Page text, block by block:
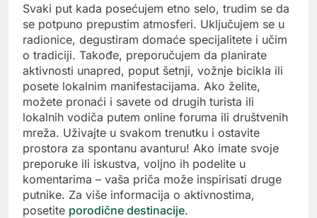
Svaki put kada posećujem etno selo, trudim se da
se potpuno prepustim atmosferi. Uključujem se u
radionice, degustiram domaće specijalitete i učim
o tradiciji. Takođe, preporučujem da planirate
aktivnosti unapred, poput šetnji, vožnje bicikla ili
posete lokalnim manifestacijama. Ako želite,
možete pronaći i savete od drugih turista ili
lokalnih vodiča putem online foruma ili društvenih
mreža. Uživajte u svakom trenutku i ostavite
prostora za spontanu avanturu! Ako imate svoje
preporuke ili iskustva, voljno ih podelite u
komentarima – vaša priča može inspirisati druge
putnike. Za više informacija o aktivnostima,
posetite porodične destinacije.